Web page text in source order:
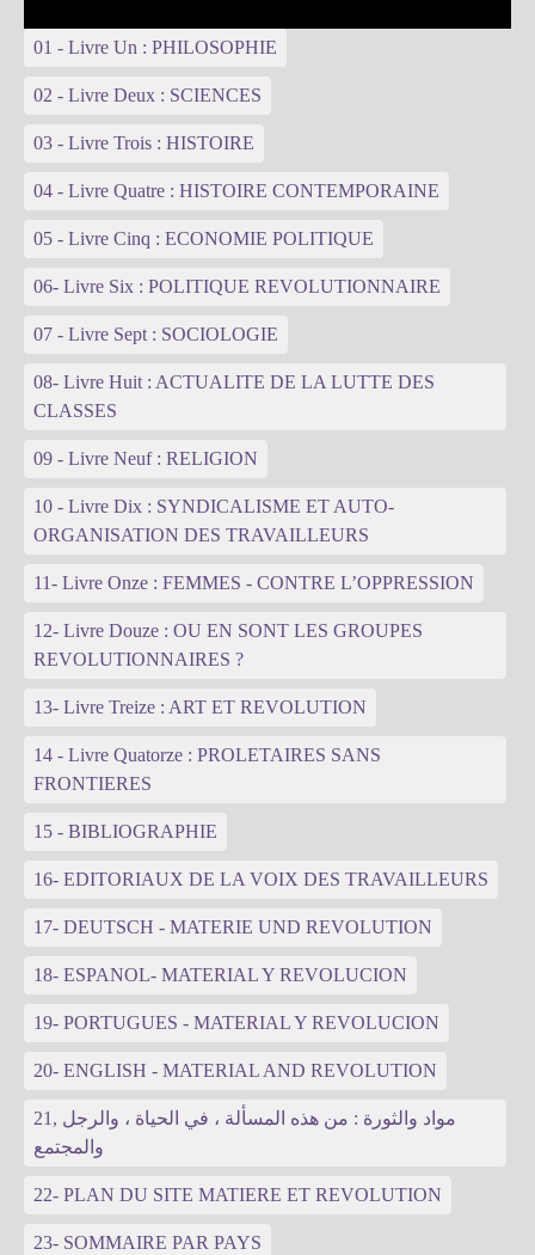
01 - Livre Un : PHILOSOPHIE
02 - Livre Deux : SCIENCES
03 - Livre Trois : HISTOIRE
04 - Livre Quatre : HISTOIRE CONTEMPORAINE
05 - Livre Cinq : ECONOMIE POLITIQUE
06- Livre Six : POLITIQUE REVOLUTIONNAIRE
07 - Livre Sept : SOCIOLOGIE
08- Livre Huit : ACTUALITE DE LA LUTTE DES
CLASSES
09 - Livre Neuf : RELIGION
10 - Livre Dix : SYNDICALISME ET AUTO-
ORGANISATION DES TRAVAILLEURS
11- Livre Onze : FEMMES - CONTRE L’OPPRESSION
12- Livre Douze : OU EN SONT LES GROUPES
REVOLUTIONNAIRES ?
13- Livre Treize : ART ET REVOLUTION
14 - Livre Quatorze : PROLETAIRES SANS
FRONTIERES
15 - BIBLIOGRAPHIE
16- EDITORIAUX DE LA VOIX DES TRAVAILLEURS
17- DEUTSCH - MATERIE UND REVOLUTION
18- ESPANOL- MATERIAL Y REVOLUCION
19- PORTUGUES - MATERIAL Y REVOLUCION
20- ENGLISH - MATERIAL AND REVOLUTION
21, مواد والثورة : من هذه المسألة ، في الحياة ، والرجل
والمجتمع
22- PLAN DU SITE MATIERE ET REVOLUTION
23- SOMMAIRE PAR PAYS